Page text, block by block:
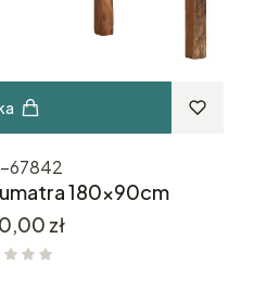
67842
180x90cm
zł